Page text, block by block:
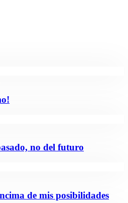
no del futuro
de mis posibilidades